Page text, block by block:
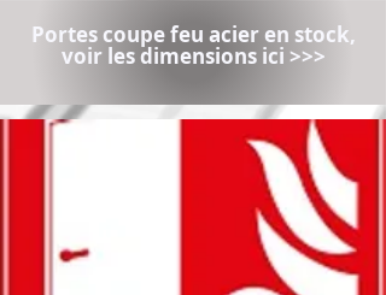
Portes coupe feu acier en stock,
voir les dimensions ici >>>